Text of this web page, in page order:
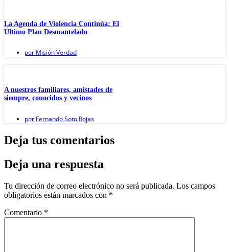
La Agenda de Violencia Continúa: El
Último Plan Desmantelado
por Misión Verdad
A nuestros familiares, amistades de
siempre, conocidos y vecinos
por Fernando Soto Rojas
Deja tus comentarios
Deja una respuesta
Tu dirección de correo electrónico no será publicada. Los campos
obligatorios están marcados con *
Comentario *